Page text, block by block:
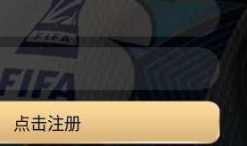
点击注册